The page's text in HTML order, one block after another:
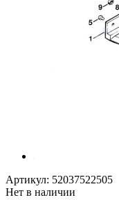
Артикул: 52037522505
Нет в наличии